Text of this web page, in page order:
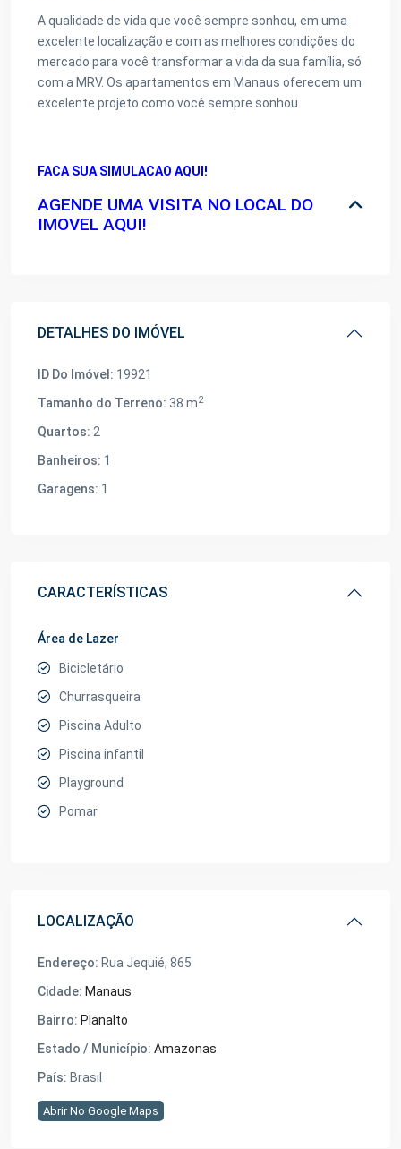
A qualidade de vida que você sempre sonhou, em uma
excelente localização e com as melhores condições do
mercado para você transformar a vida da sua família, só
com a MRV. Os apartamentos em Manaus oferecem um
excelente projeto como você sempre sonhou.
FACA SUA SIMULACAO AQUI!
AGENDE UMA VISITA NO LOCAL DO
IMOVEL AQUI!
DETALHES DO IMÓVEL
ID Do Imóvel: 19921
Tamanho do Terreno: 38 m2
Quartos: 2
Banheiros: 1
Garagens: 1
CARACTERÍSTICAS
Área de Lazer
Bicicletário
Churrasqueira
Piscina Adulto
Piscina infantil
Playground
Pomar
LOCALIZAÇÃO
Endereço: Rua Jequié, 865
Cidade: Manaus
Bairro: Planalto
Estado / Município: Amazonas
País: Brasil
Abrir No Google Maps